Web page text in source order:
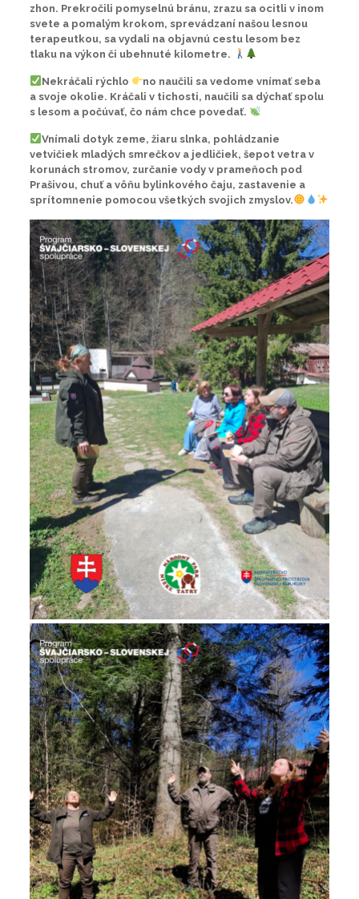
zhon. Prekročili pomyselnú bránu, zrazu sa ocitli v inom
svete a pomalým krokom, sprevádzaní našou lesnou
terapeutkou, sa vydali na objavnú cestu lesom bez
tlaku na výkon či ubehnuté kilometre.
Nekráčali rýchlo
no naučili sa vedome vnímať seba
a svoje okolie. Kráčali v tichosti, naučili sa dýchať spolu
s lesom a počúvať, čo nám chce povedať.
Vnímali dotyk zeme, žiaru slnka, pohládzanie
vetvičiek mladých smrečkov a jedličiek, šepot vetra v
korunách stromov, zurčanie vody v prameňoch pod
Prašivou, chuť a vôňu bylinkového čaju, zastavenie a
sprítomnenie pomocou všetkých svojich zmyslov.